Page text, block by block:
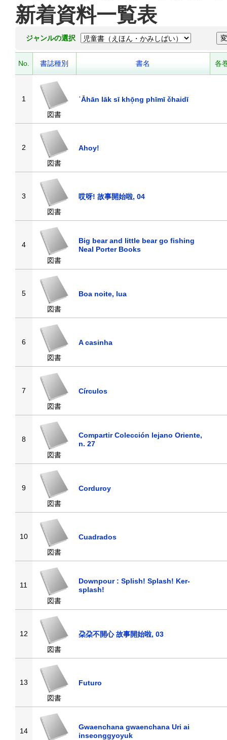
新着資料一覧表
ジャンルの選択
No. 書誌種別 書名 各
1
図書
ʿĀhān lāk sī khō̜ng phīmī čhaidī
2
図書
Ahoy!
3
図書
哎呀! 故事開始啦, 04
4
図書
Big bear and little bear go fishing
Neal Porter Books
5
図書
Boa noite, lua
6
図書
A casinha
7
図書
Círculos
8
図書
Compartir Colección lejano Oriente,
n. 27
9
図書
Corduroy
10
図書
Cuadrados
11
図書
Downpour : Splish! Splash! Ker-
splash!
12
図書
朶朶不開心 故事開始啦, 03
13
図書
Futuro
14
Gwaenchana gwaenchana Uri ai
inseonggyoyuk